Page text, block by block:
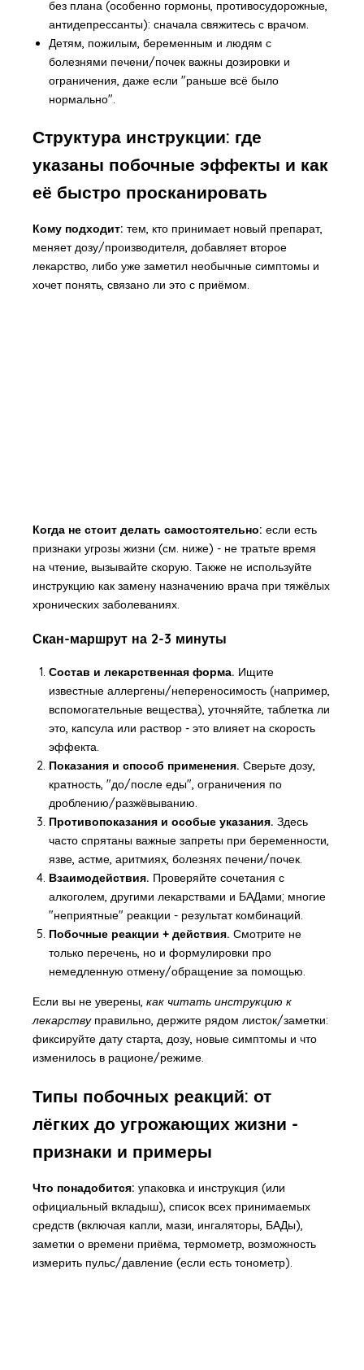
без плана (особенно гормоны, противосудорожные,
антидепрессанты): сначала свяжитесь с врачом.
Детям, пожилым, беременным и людям с
болезнями печени/почек важны дозировки и
ограничения, даже если "раньше всё было
нормально".
Структура инструкции: где
указаны побочные эффекты и как
её быстро просканировать
Кому подходит: тем, кто принимает новый препарат,
меняет дозу/производителя, добавляет второе
лекарство, либо уже заметил необычные симптомы и
хочет понять, связано ли это с приёмом.
Когда не стоит делать самостоятельно: если есть
признаки угрозы жизни (см. ниже) - не тратьте время
на чтение, вызывайте скорую. Также не используйте
инструкцию как замену назначению врача при тяжёлых
хронических заболеваниях.
Скан-маршрут на 2-3 минуты
Состав и лекарственная форма. Ищите
известные аллергены/непереносимость (например,
вспомогательные вещества), уточняйте, таблетка ли
это, капсула или раствор - это влияет на скорость
эффекта.
Показания и способ применения. Сверьте дозу,
кратность, "до/после еды", ограничения по
дроблению/разжёвыванию.
Противопоказания и особые указания. Здесь
часто спрятаны важные запреты при беременности,
язве, астме, аритмиях, болезнях печени/почек.
Взаимодействия. Проверяйте сочетания с
алкоголем, другими лекарствами и БАДами; многие
"неприятные" реакции - результат комбинаций.
Побочные реакции + действия. Смотрите не
только перечень, но и формулировки про
немедленную отмену/обращение за помощью.
Если вы не уверены, как читать инструкцию к
лекарствуправильно, держите рядом листок/заметки:
фиксируйте дату старта, дозу, новые симптомы и что
изменилось в рационе/режиме.
Типы побочных реакций: от
лёгких до угрожающих жизни -
признаки и примеры
Что понадобится: упаковка и инструкция (или
официальный вкладыш), список всех принимаемых
средств (включая капли, мази, ингаляторы, БАДы),
заметки о времени приёма, термометр, возможность
измерить пульс/давление (если есть тонометр).